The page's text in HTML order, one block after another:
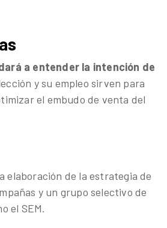
a entender la intención de
y su empleo sirven para
el embudo de venta del
elaboración de la estrategia de
y un grupo selectivo de
el SEM.